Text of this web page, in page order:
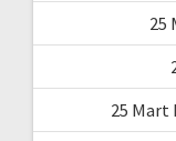
25
25 Mart